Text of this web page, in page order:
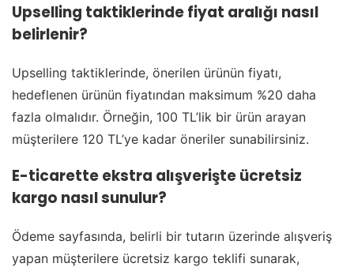
Upselling taktiklerinde fiyat aralığı nasıl
belirlenir?
Upselling taktiklerinde, önerilen ürünün fiyatı,
hedeflenen ürünün fiyatından maksimum %20 daha
fazla olmalıdır. Örneğin, 100 TL’lik bir ürün arayan
müşterilere 120 TL’ye kadar öneriler sunabilirsiniz.
E-ticarette ekstra alışverişte ücretsiz
kargo nasıl sunulur?
Ödeme sayfasında, belirli bir tutarın üzerinde alışveriş
yapan müşterilere ücretsiz kargo teklifi sunarak,